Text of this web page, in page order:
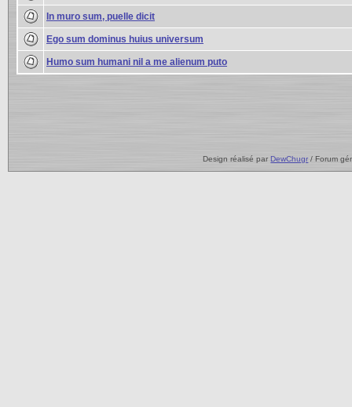
In muro sum, puelle dicit
Ego sum dominus huius universum
Humo sum humani nil a me alienum puto
Design réalisé parDewChugr / Forum